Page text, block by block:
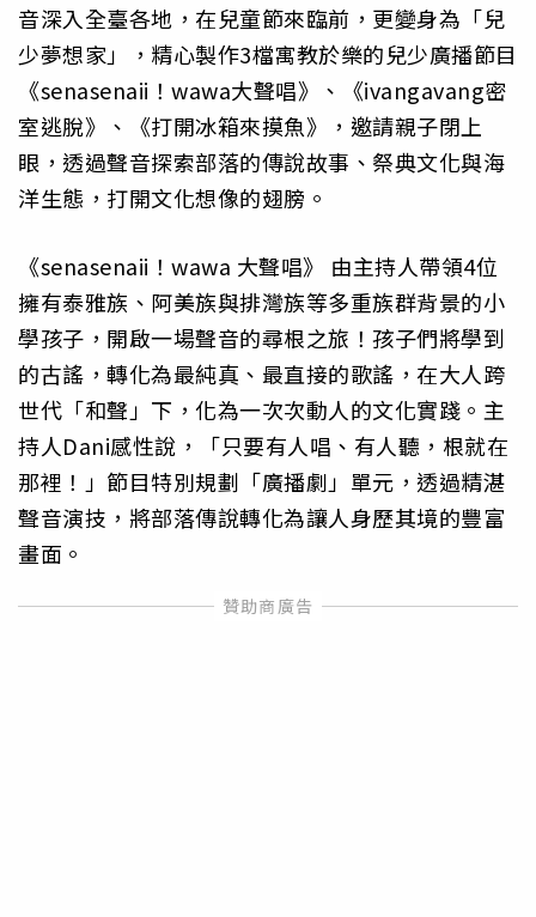
音深入全臺各地，在兒童節來臨前，更變身為「兒
少夢想家」，精心製作3檔寓教於樂的兒少廣播節目
《senasenaii！wawa大聲唱》、《ivangavang密
室逃脫》、《打開冰箱來摸魚》，邀請親子閉上
眼，透過聲音探索部落的傳說故事、祭典文化與海
洋生態，打開文化想像的翅膀。
《senasenaii！wawa 大聲唱》 由主持人帶領4位
擁有泰雅族、阿美族與排灣族等多重族群背景的小
學孩子，開啟一場聲音的尋根之旅！孩子們將學到
的古謠，轉化為最純真、最直接的歌謠，在大人跨
世代「和聲」下，化為一次次動人的文化實踐。主
持人Dani感性說，「只要有人唱、有人聽，根就在
那裡！」節目特別規劃「廣播劇」單元，透過精湛
聲音演技，將部落傳說轉化為讓人身歷其境的豐富
畫面。